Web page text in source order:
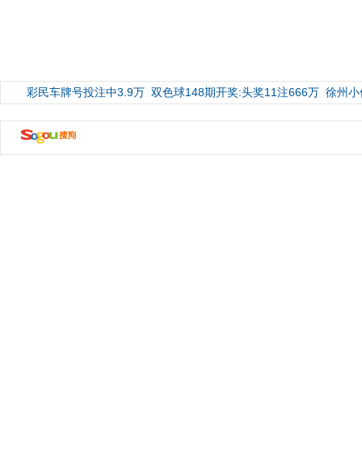
彩民车牌号投注中3.9万 双色球148期开奖:头奖11注666万 徐州